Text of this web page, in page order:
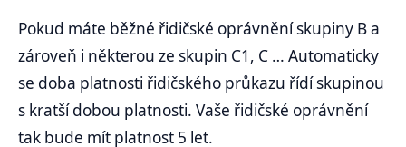
Pokud máte běžné řidičské oprávnění skupiny B a
zároveň i některou ze skupin C1, C … Automaticky
se doba platnosti řidičského průkazu řídí skupinou
s kratší dobou platnosti. Vaše řidičské oprávnění
tak bude mít platnost 5 let.